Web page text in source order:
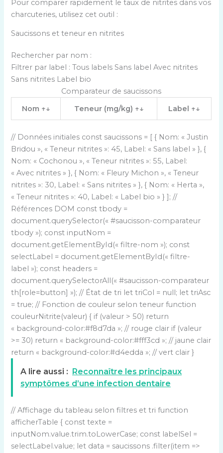
Pour comparer rapidement le taux de nitrites dans vos
charcuteries, utilisez cet outil :
Saucissons et teneur en nitrites
Rechercher par nom :
Filtrer par label : Tous labels Sans label Avec nitrites
Sans nitrites Label bio
Comparateur de saucissons
Nom ↑↓
Teneur (mg/kg) ↑↓ Label ↑↓
// Données initiales const saucissons = [ { Nom: « Justin
Bridou », « Teneur nitrites »: 45, Label: « Sans label » }, {
Nom: « Cochonou », « Teneur nitrites »: 55, Label:
« Avec nitrites » }, { Nom: « Fleury Michon », « Teneur
nitrites »: 30, Label: « Sans nitrites » }, { Nom: « Herta »,
« Teneur nitrites »: 40, Label: « Label bio » } ]; //
Références DOM const tbody =
document.querySelector(« #saucisson-comparateur
tbody »); const inputNom =
document.getElementById(« filtre-nom »); const
selectLabel = document.getElementById(« filtre-
label »); const headers =
document.querySelectorAll(« #saucisson-comparateur
th[role=button] »); // État de tri let triCol = null; let triAsc
= true; // Fonction de couleur selon teneur function
couleurNitrite(valeur) { if (valeur > 50) return
« background-color:#f8d7da »; // rouge clair if (valeur
>= 30) return « background-color:#fff3cd »; // jaune clair
return « background-color:#d4edda »; // vert clair }
A lire aussi : Reconnaître les principaux
symptômes d’une infection dentaire
// Affichage du tableau selon filtres et tri function
afficherTable { const texte =
inputNom.value.trim.toLowerCase; const labelSel =
selectLabel.value; let data = saucissons .filter(item =>